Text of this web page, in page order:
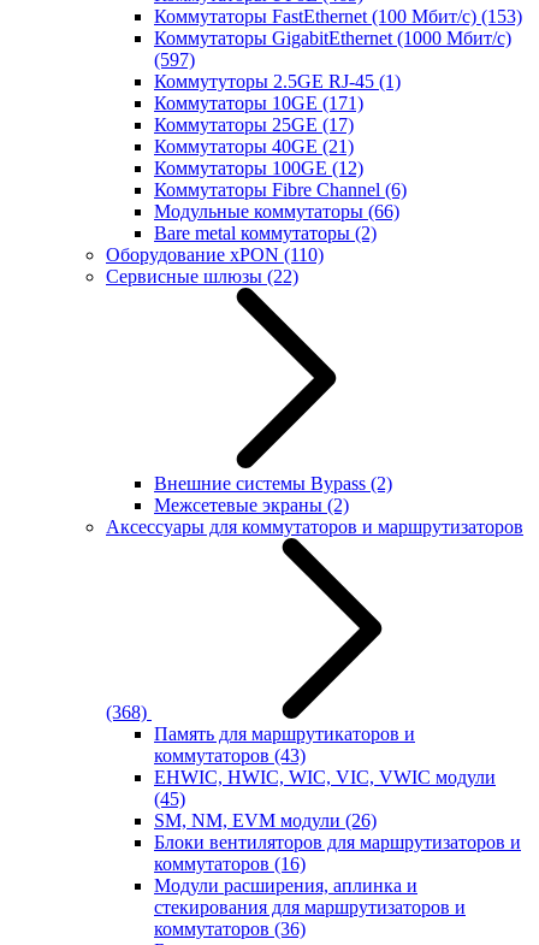
Коммутаторы FastEthernet (100 Мбит/с) (153)
Коммутаторы GigabitEthernet (1000 Мбит/с)
(597)
Коммутуторы 2.5GE RJ-45 (1)
Коммутаторы 10GE (171)
Коммутаторы 25GE (17)
Коммутаторы 40GE (21)
Коммутаторы 100GE (12)
Коммутаторы Fibre Channel (6)
Модульные коммутаторы (66)
Bare metal коммутаторы (2)
Оборудование xPON (110)
Сервисные шлюзы (22)
Внешние системы Bypass (2)
Межсетевые экраны (2)
Аксессуары для коммутаторов и маршрутизаторов
(368)
Память для маршрутикаторов и
коммутаторов (43)
EHWIC, HWIC, WIC, VIC, VWIC модули
(45)
SM, NM, EVM модули (26)
Блоки вентиляторов для маршрутизаторов и
коммутаторов (16)
Модули расширения, аплинка и
стекирования для маршрутизаторов и
коммутаторов (36)